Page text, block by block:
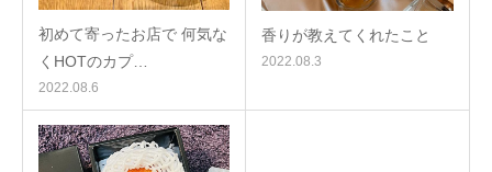
初めて寄ったお店で 何気な
くHOTのカプ…
2022.08.6
香りが教えてくれたこと
2022.08.3